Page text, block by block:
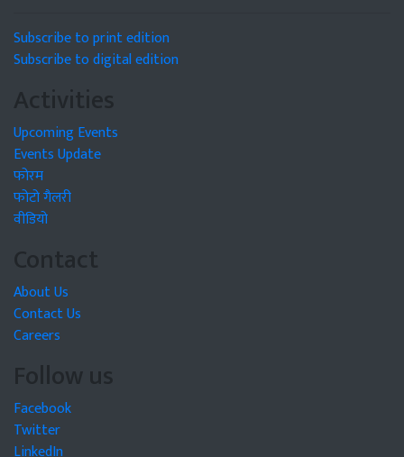
Subscribe to print edition
Subscribe to digital edition
Activities
Upcoming Events
Events Update
फोरम
फोटो गैलरी
वीडियो
Contact
About Us
Contact Us
Careers
Follow us
Facebook
Twitter
LinkedIn